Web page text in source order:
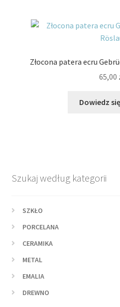
Złocona patera ecru
65,00
Dowiedz
Szukaj według kategorii
SZKŁO
PORCELANA
CERAMIKA
METAL
EMALIA
DREWNO